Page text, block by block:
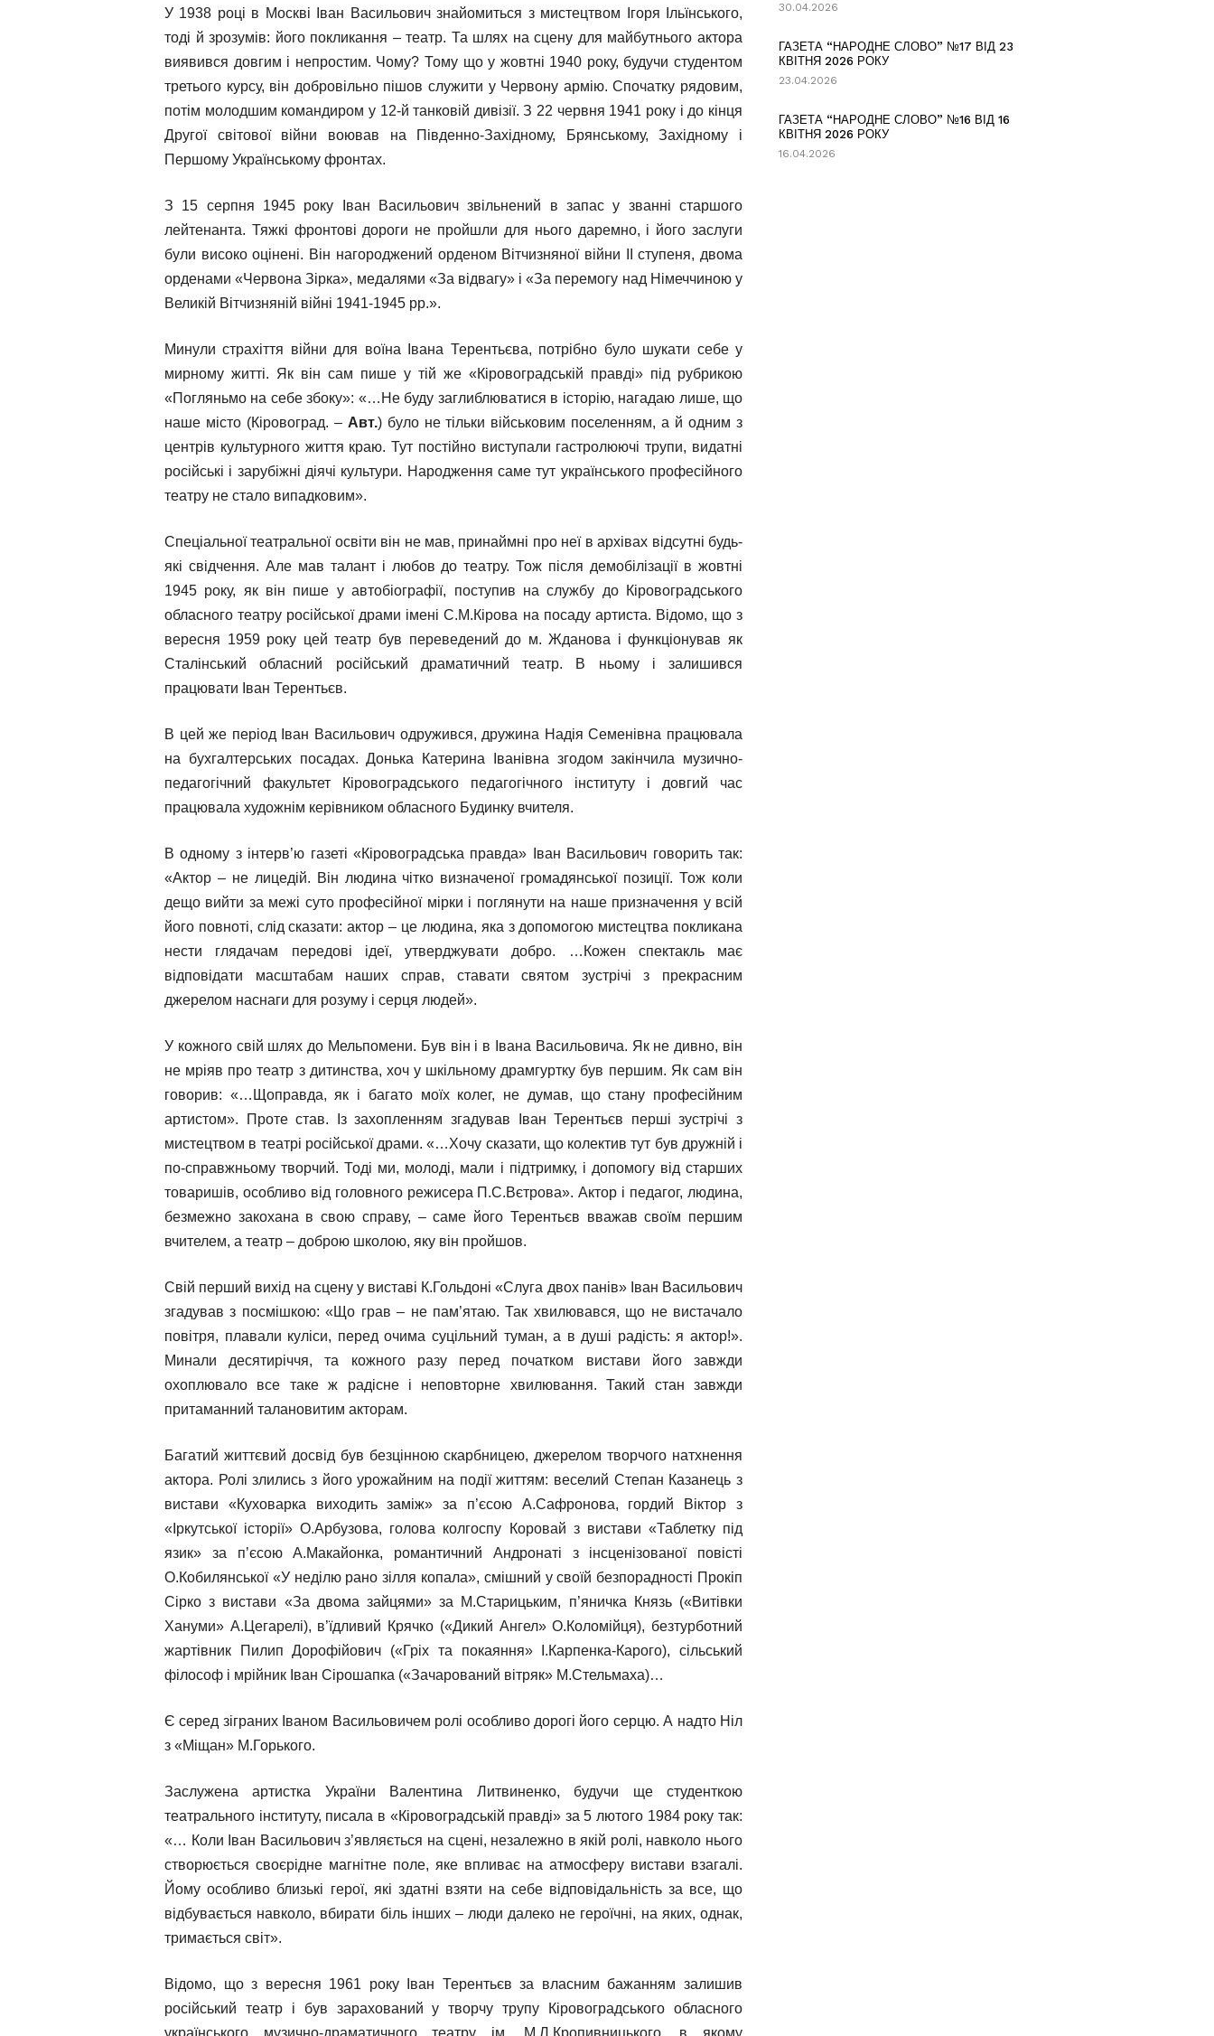
У 1938 році в Москві Іван Васильович знайомиться з мистецтвом Ігоря Ільїнського,
тоді й зрозумів: його покликання – театр. Та шлях на сцену для майбутнього актора
виявився довгим і непростим. Чому? Тому що у жовтні 1940 року, будучи студентом
третього курсу, він добровільно пішов служити у Червону армію. Спочатку рядовим,
потім молодшим командиром у 12-й танковій дивізії. З 22 червня 1941 року і до кінця
Другої світової війни воював на Південно-Західному, Брянському, Західному і
Першому Українському фронтах.
З 15 серпня 1945 року Іван Васильович звільнений в запас у званні старшого
лейтенанта. Тяжкі фронтові дороги не пройшли для нього даремно, і його заслуги
були високо оцінені. Він нагороджений орденом Вітчизняної війни ІІ ступеня, двома
орденами «Червона Зірка», медалями «За відвагу» і «За перемогу над Німеччиною у
Великій Вітчизняній війні 1941-1945 рр.».
Минули страхіття війни для воїна Івана Терентьєва, потрібно було шукати себе у
мирному житті. Як він сам пише у тій же «Кіровоградській правді» під рубрикою
«Погляньмо на себе збоку»: «…Не буду заглиблюватися в історію, нагадаю лише, що
наше місто (Кіровоград. – Авт.) було не тільки військовим поселенням, а й одним з
центрів культурного життя краю. Тут постійно виступали гастролюючі трупи, видатні
російські і зарубіжні діячі культури. Народження саме тут українського професійного
театру не стало випадковим».
Спеціальної театральної освіти він не мав, принаймні про неї в архівах відсутні будь-
які свідчення. Але мав талант і любов до театру. Тож після демобілізації в жовтні
1945 року, як він пише у автобіографії, поступив на службу до Кіровоградського
обласного театру російської драми імені С.М.Кірова на посаду артиста. Відомо, що з
вересня 1959 року цей театр був переведений до м. Жданова і функціонував як
Сталінський обласний російський драматичний театр. В ньому і залишився
працювати Іван Терентьєв.
В цей же період Іван Васильович одружився, дружина Надія Семенівна працювала
на бухгалтерських посадах. Донька Катерина Іванівна згодом закінчила музично-
педагогічний факультет Кіровоградського педагогічного інституту і довгий час
працювала художнім керівником обласного Будинку вчителя.
В одному з інтерв’ю газеті «Кіровоградська правда» Іван Васильович говорить так:
«Актор – не лицедій. Він людина чітко визначеної громадянської позиції. Тож коли
дещо вийти за межі суто професійної мірки і поглянути на наше призначення у всій
його повноті, слід сказати: актор – це людина, яка з допомогою мистецтва покликана
нести глядачам передові ідеї, утверджувати добро. …Кожен спектакль має
відповідати масштабам наших справ, ставати святом зустрічі з прекрасним
джерелом наснаги для розуму і серця людей».
У кожного свій шлях до Мельпомени. Був він і в Івана Васильовича. Як не дивно, він
не мріяв про театр з дитинства, хоч у шкільному драмгуртку був першим. Як сам він
говорив: «…Щоправда, як і багато моїх колег, не думав, що стану професійним
артистом». Проте став. Із захопленням згадував Іван Терентьєв перші зустрічі з
мистецтвом в театрі російської драми. «…Хочу сказати, що колектив тут був дружній і
по-справжньому творчий. Тоді ми, молоді, мали і підтримку, і допомогу від старших
товаришів, особливо від головного режисера П.С.Вєтрова». Актор і педагог, людина,
безмежно закохана в свою справу, – саме його Терентьєв вважав своїм першим
вчителем, а театр – доброю школою, яку він пройшов.
Свій перший вихід на сцену у виставі К.Гольдоні «Слуга двох панів» Іван Васильович
згадував з посмішкою: «Що грав – не пам’ятаю. Так хвилювався, що не вистачало
повітря, плавали куліси, перед очима суцільний туман, а в душі радість: я актор!».
Минали десятиріччя, та кожного разу перед початком вистави його завжди
охоплювало все таке ж радісне і неповторне хвилювання. Такий стан завжди
притаманний талановитим акторам.
Багатий життєвий досвід був безцінною скарбницею, джерелом творчого натхнення
актора. Ролі злились з його урожайним на події життям: веселий Степан Казанець з
вистави «Куховарка виходить заміж» за п’єсою А.Сафронова, гордий Віктор з
«Іркутської історії» О.Арбузова, голова колгоспу Коровай з вистави «Таблетку під
язик» за п’єсою А.Макайонка, романтичний Андронаті з інсценізованої повісті
О.Кобилянської «У неділю рано зілля копала», смішний у своїй безпорадності Прокіп
Сірко з вистави «За двома зайцями» за М.Старицьким, п’яничка Князь («Витівки
Хануми» А.Цегарелі), в’їдливий Крячко («Дикий Ангел» О.Коломійця), безтурботний
жартівник Пилип Дорофійович («Гріх та покаяння» І.Карпенка-Карого), сільський
філософ і мрійник Іван Сірошапка («Зачарований вітряк» М.Стельмаха)…
Є серед зіграних Іваном Васильовичем ролі особливо дорогі його серцю. А надто Ніл
з «Міщан» М.Горького.
Заслужена артистка України Валентина Литвиненко, будучи ще студенткою
театрального інституту, писала в «Кіровоградській правді» за 5 лютого 1984 року так:
«… Коли Іван Васильович з’являється на сцені, незалежно в якій ролі, навколо нього
створюється своєрідне магнітне поле, яке впливає на атмосферу вистави взагалі.
Йому особливо близькі герої, які здатні взяти на себе відповідальність за все, що
відбувається навколо, вбирати біль інших – люди далеко не героїчні, на яких, однак,
тримається світ».
Відомо, що з вересня 1961 року Іван Терентьєв за власним бажанням залишив
російський театр і був зарахований у творчу трупу Кіровоградського обласного
українського музично-драматичного театру ім. М.Л.Кропивницького, в якому
30.04.2026
ГАЗЕТА “НАРОДНЕ СЛОВО” №17 ВІД 23
КВІТНЯ 2026 РОКУ
23.04.2026
ГАЗЕТА “НАРОДНЕ СЛОВО” №16 ВІД 16
КВІТНЯ 2026 РОКУ
16.04.2026